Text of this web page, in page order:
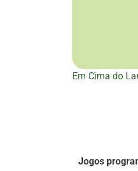
Em Cima do
Jogos